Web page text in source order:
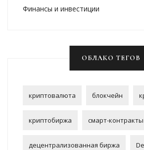
Финансы и инвестиции
ОБЛАКО ТЕГОВ
криптовалюта блокчейн
криптобиржа смарт-контракты
децентрализованная биржа